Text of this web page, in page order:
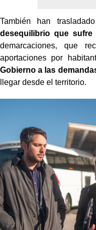
También han
desequilibrio que sufre
demarcaciones, que
aportaciones por
Gobierno a las
llegar desde el territorio.